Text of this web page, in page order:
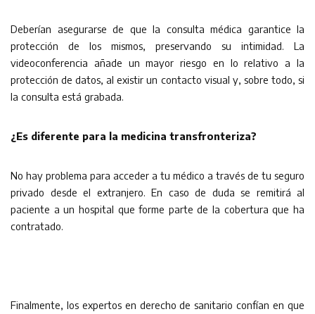
Deberían asegurarse de que la consulta médica garantice la
protección de los mismos, preservando su intimidad. La
videoconferencia añade un mayor riesgo en lo relativo a la
protección de datos, al existir un contacto visual y, sobre todo, si
la consulta está grabada.
¿Es diferente para la medicina transfronteriza?
No hay problema para acceder a tu médico a través de tu seguro
privado desde el extranjero. En caso de duda se remitirá al
paciente a un hospital que forme parte de la cobertura que ha
contratado.
Finalmente, los expertos en derecho de sanitario confían en que